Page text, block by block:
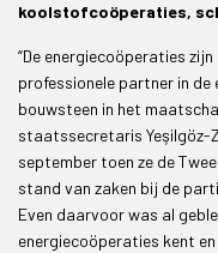
koolstofcoöperaties,
“De energiecoöperaties
professionele partner in de
bouwsteen in het
staatssecretaris Yeşilgöz-
september toen ze de
stand van zaken bij de
Even daarvoor was al
energiecoöperaties kent